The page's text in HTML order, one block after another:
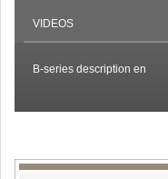
VIDEOS
B-series description en